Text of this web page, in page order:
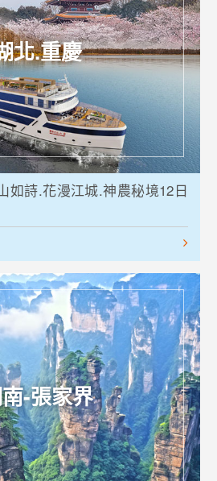
北.重慶
如詩.花漫江城.神農秘境12日
-張家界